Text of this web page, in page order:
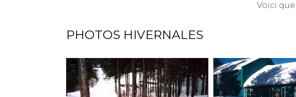
Voici
PHOTOS HIVERNALES